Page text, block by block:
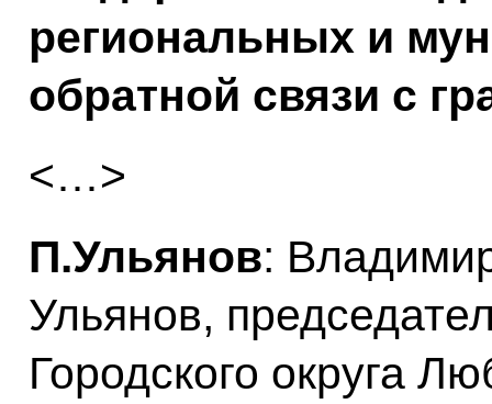
региональных и
обратной связи с
<…>
П.Ульянов:
Ульянов,
Городского округа